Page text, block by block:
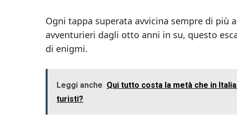
Ogni tappa superata avvicina sempre di più
avventurieri dagli otto anni in su, questo
di enigmi.
Leggi anche Qui tutto costa la metà che in
turisti?